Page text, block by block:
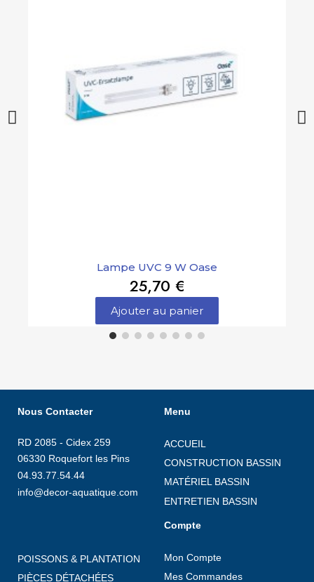
Lampe UVC 9 W Oase
25,70 €
Ajouter au panier
Nous Contacter
RD 2085 - Cidex 259
06330 Roquefort les Pins
04.93.77.54.44
info@decor-aquatique.com
Menu
ACCUEIL
CONSTRUCTION BASSIN
MATÉRIEL BASSIN
ENTRETIEN BASSIN
POISSONS & PLANTATION
PIÈCES DÉTACHÉES
Compte
Mon Compte
Mes Commandes